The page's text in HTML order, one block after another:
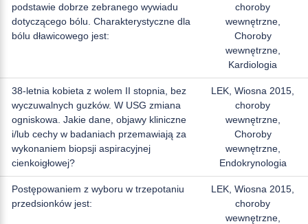
podstawie dobrze zebranego wywiadu
dotyczącego bólu. Charakterystyczne dla
bólu dławicowego jest:
choroby
wewnętrzne,
Choroby
wewnętrzne,
Kardiologia
38-letnia kobieta z wolem II stopnia, bez
wyczuwalnych guzków. W USG zmiana
ogniskowa. Jakie dane, objawy kliniczne
i/lub cechy w badaniach przemawiają za
wykonaniem biopsji aspiracyjnej
cienkoigłowej?
LEK, Wiosna 2015,
choroby
wewnętrzne,
Choroby
wewnętrzne,
Endokrynologia
Postępowaniem z wyboru w trzepotaniu
przedsionków jest:
LEK, Wiosna 2015,
choroby
wewnętrzne,